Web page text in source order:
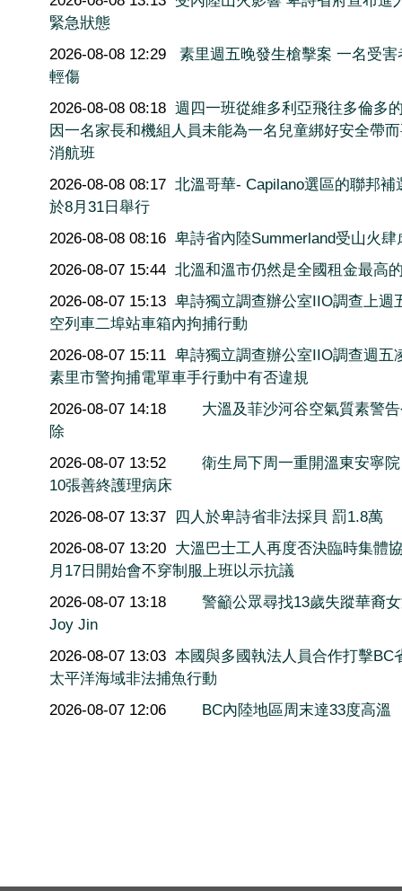
緊急狀態
2026-08-08 12:29
素里週五晚發生槍擊案 一名受害
輕傷
2026-08-08 08:18 週四一班從維多利亞飛往多倫多
因一名家長和機組人員未能為一名兒童綁好安全帶
消航班
2026-08-08 08:17 北溫哥華- Capilano選區的聯邦補
於8月31日舉行
2026-08-08 08:16 卑詩省內陸Summerland受山火肆
2026-08-07 15:44 北溫和溫市仍然是全國租金最高
2026-08-07 15:13 卑詩獨立調查辦公室IIO調查上週
空列車二埠站車箱內拘捕行動
2026-08-07 15:11 卑詩獨立調查辦公室IIO調查週五
素里市警拘捕電單車手行動中有否違規
2026-08-07 14:18
大溫及菲沙河谷空氣質素警
除
2026-08-07 13:52
衛生局下周一重開溫東安寧
10張善終護理病床
2026-08-07 13:37 四人於卑詩省非法採貝 罰1.8萬
2026-08-07 13:20 大溫巴士工人再度否決臨時集體
月17日開始會不穿制服上班以示抗議
2026-08-07 13:18
警籲公眾尋找13歲失蹤華裔
Joy Jin
2026-08-07 13:03 本國與多國執法人員合作打擊BC
太平洋海域非法捕魚行動
2026-08-07 12:06
BC內陸地區周末達33度高溫